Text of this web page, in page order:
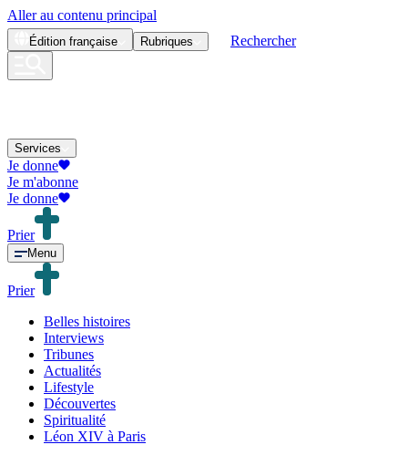
Aller au contenu principal
Édition française Rubriques Rechercher
Services
Je donne
Je m'abonne
Je donne
Prier
Menu
Prier
Belles histoires
Interviews
Tribunes
Actualités
Lifestyle
Découvertes
Spiritualité
Léon XIV à Paris